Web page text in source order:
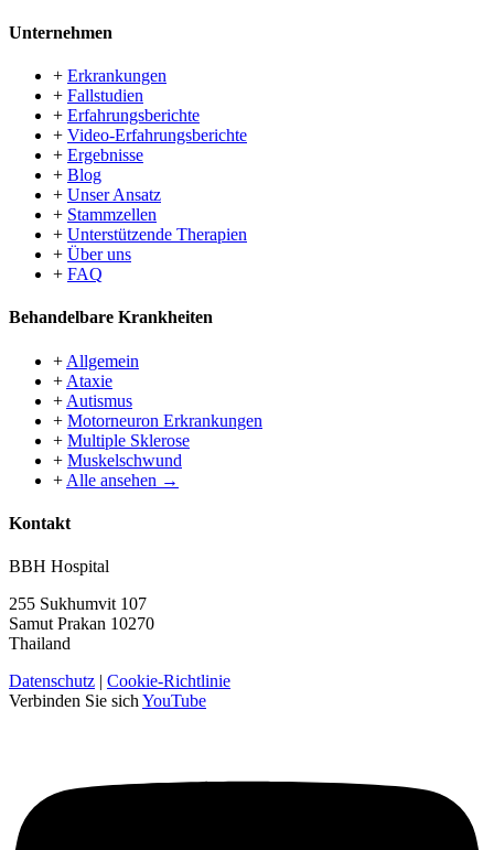
Unternehmen
+ Erkrankungen
+ Fallstudien
+ Erfahrungsberichte
+ Video-Erfahrungsberichte
+ Ergebnisse
+ Blog
+ Unser Ansatz
+ Stammzellen
+ Unterstützende Therapien
+ Über uns
+ FAQ
Behandelbare Krankheiten
+ Allgemein
+ Ataxie
+ Autismus
+ Motorneuron Erkrankungen
+ Multiple Sklerose
+ Muskelschwund
+ Alle ansehen →
Kontakt
BBH Hospital
255 Sukhumvit 107
Samut Prakan 10270
Thailand
Datenschutz | Cookie-Richtlinie
Verbinden Sie sich YouTube